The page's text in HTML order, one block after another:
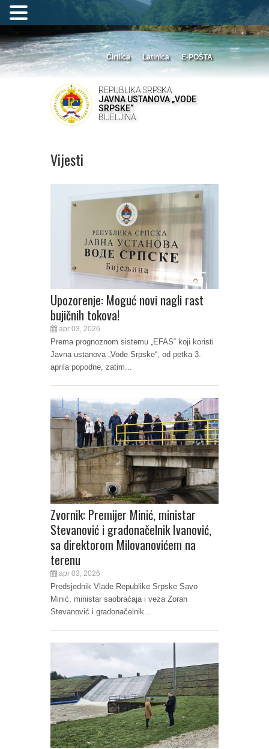
Ćirilica Latinica E-POŠTA
REPUBLIKA SRPSKA
JAVNA USTANOVA „VODE
SRPSKE“
BIJELJINA
Vijesti
Upozorenje: Moguć novi nagli rast
bujičnih tokova!
apr 03, 2026
Prema prognoznom sistemu „EFAS“ koji koristi
Javna ustanova „Vode Srpske“, od petka 3.
aprila popodne, zatim...
Zvornik: Premijer Minić, ministar
Stevanović i gradonačelnik Ivanović,
sa direktorom Milovanovićem na
terenu
apr 03, 2026
Predsjednik Vlade Republike Srpske Savo
Minić, ministar saobraćaja i veza Zoran
Stevanović i gradonačelnik...